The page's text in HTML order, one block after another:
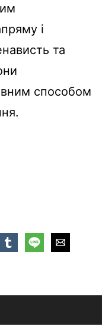
і
та
способом